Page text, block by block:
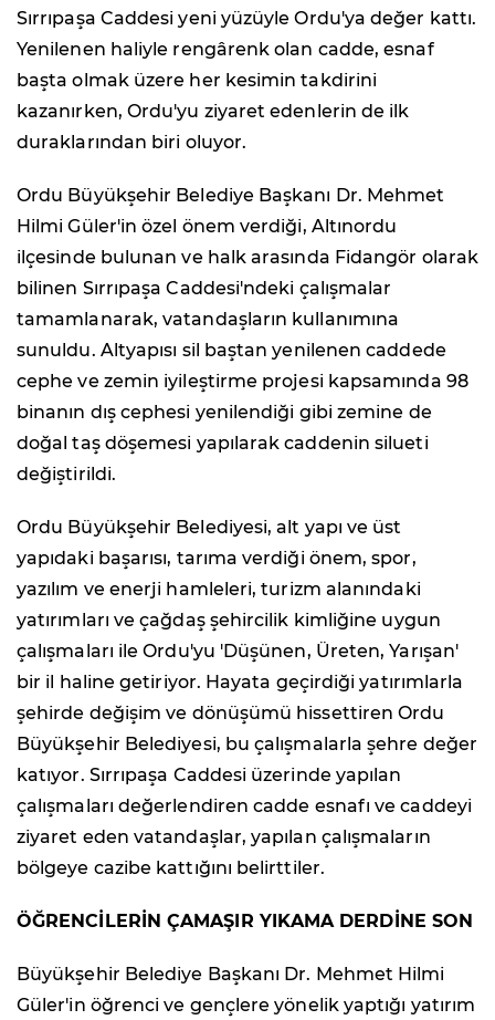
Sırrıpaşa Caddesi yeni yüzüyle Ordu'ya değer kattı.
Yenilenen haliyle rengârenk olan cadde, esnaf
başta olmak üzere her kesimin takdirini
kazanırken, Ordu'yu ziyaret edenlerin de ilk
duraklarından biri oluyor.
Ordu Büyükşehir Belediye Başkanı Dr. Mehmet
Hilmi Güler'in özel önem verdiği, Altınordu
ilçesinde bulunan ve halk arasında Fidangör olarak
bilinen Sırrıpaşa Caddesi'ndeki çalışmalar
tamamlanarak, vatandaşların kullanımına
sunuldu. Altyapısı sil baştan yenilenen caddede
cephe ve zemin iyileştirme projesi kapsamında 98
binanın dış cephesi yenilendiği gibi zemine de
doğal taş döşemesi yapılarak caddenin silueti
değiştirildi.
Ordu Büyükşehir Belediyesi, alt yapı ve üst
yapıdaki başarısı, tarıma verdiği önem, spor,
yazılım ve enerji hamleleri, turizm alanındaki
yatırımları ve çağdaş şehircilik kimliğine uygun
çalışmaları ile Ordu'yu 'Düşünen, Üreten, Yarışan'
bir il haline getiriyor. Hayata geçirdiği yatırımlarla
şehirde değişim ve dönüşümü hissettiren Ordu
Büyükşehir Belediyesi, bu çalışmalarla şehre değer
katıyor. Sırrıpaşa Caddesi üzerinde yapılan
çalışmaları değerlendiren cadde esnafı ve caddeyi
ziyaret eden vatandaşlar, yapılan çalışmaların
bölgeye cazibe kattığını belirttiler.
ÖĞRENCİLERİN ÇAMAŞIR YIKAMA DERDİNE SON
Büyükşehir Belediye Başkanı Dr. Mehmet Hilmi
Güler'in öğrenci ve gençlere yönelik yaptığı yatırım